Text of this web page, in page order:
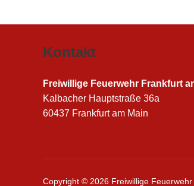
Kontakt
Freiwillige Feuerwehr Frankfurt
Kalbacher Hauptstraße 36a
60437 Frankfurt am Main
Copyright © 2026 Freiwillige Feuerwehr